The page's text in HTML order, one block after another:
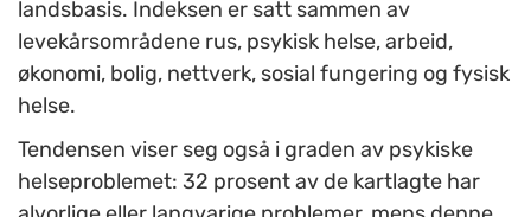
landsbasis. Indeksen er satt sammen av
levekårsområdene rus, psykisk helse, arbeid,
økonomi, bolig, nettverk, sosial fungering og fysisk
helse.
Tendensen viser seg også i graden av psykiske
helseproblemet: 32 prosent av de kartlagte har